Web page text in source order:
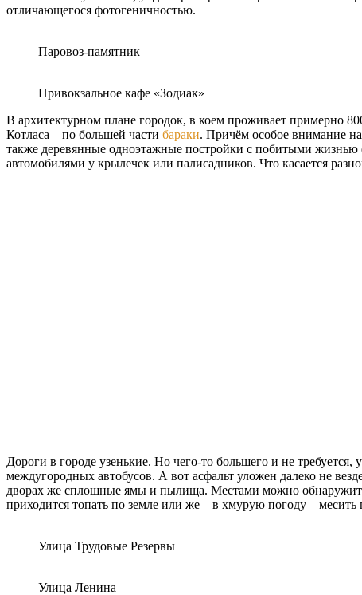
отличающегося фотогеничностью.
Паровоз-памятник
Привокзальное кафе «Зодиак»
В архитектурном плане городок, в коем проживает примерно
Котласа – по большей части бараки. Причём особое внимание
также деревянные одноэтажные постройки с побитыми
автомобилями у крылечек или палисадников. Что касается
Дороги в городе узенькие. Но чего-то большего и не
междугородных автобусов. А вот асфальт уложен далеко не
дворах же сплошные ямы и пылища. Местами можно обнаружить
приходится топать по земле или же – в хмурую погоду – месить
Улица Трудовые Резервы
Улица Ленина